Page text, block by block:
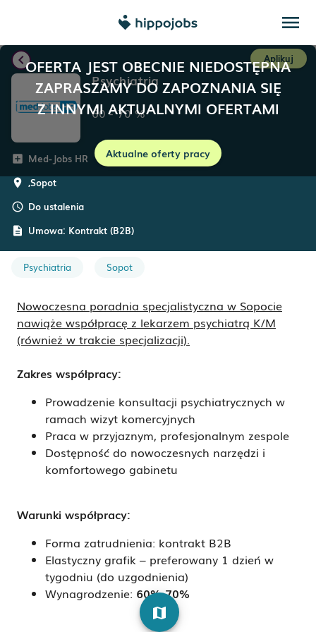
menu
OFERTA JEST OBECNIE NIEDOSTĘPNA
ZAPRASZAMY DO ZAPOZNANIA SIĘ
Z INNYMI AKTUALNYMI OFERTAMI
Aktualne oferty pracy
chevron_left Aplikuj
Psychiatria
60-70%
add_box Med-Jobs HR
room ,Sopot
schedule Do ustalenia
description Umowa: Kontrakt (B2B)
Psychiatria Sopot
Nowoczesna poradnia specjalistyczna w Sopocie
nawiąże współpracę z lekarzem psychiatrą K/M
(również w trakcie specjalizacji).
Zakres współpracy:
Prowadzenie konsultacji psychiatrycznych w
ramach wizyt komercyjnych
Praca w przyjaznym, profesjonalnym zespole
Dostępność do nowoczesnych narzędzi i
komfortowego gabinetu
Warunki współpracy:
Forma zatrudnienia: kontrakt B2B
Elastyczny grafik – preferowany 1 dzień w
tygodniu (do uzgodnienia)
Wynagrodzenie: 60%-70%
map